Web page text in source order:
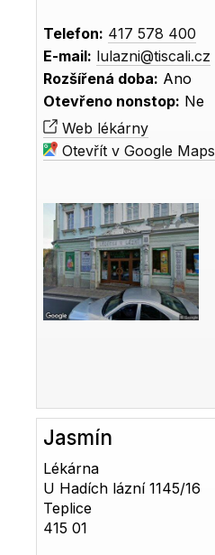
Telefon: 417 578 400
E-mail: lulazni@tiscali.cz
Rozšířená doba: Ano
Otevřeno nonstop: Ne
Web lékárny
Otevřít v Google Maps
Jasmín
Lékárna
U Hadích lázní 1145/16
Teplice
415 01